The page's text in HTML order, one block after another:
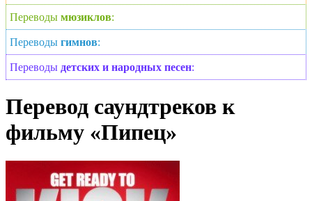
Переводы мюзиклов:
Переводы гимнов:
Переводы детских и народных песен:
Перевод саундтреков к
фильму «Пипец»